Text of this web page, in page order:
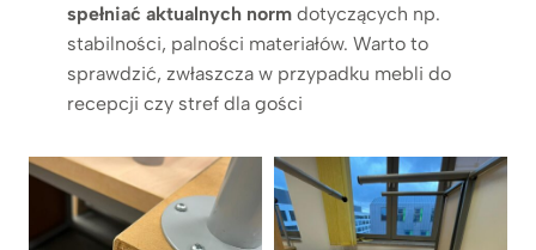
spełniać aktualnych norm dotyczących np.
stabilności, palności materiałów. Warto to
sprawdzić, zwłaszcza w przypadku mebli do
recepcji czy stref dla gości